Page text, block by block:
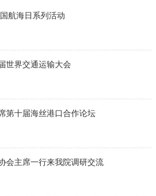
航海日系列活动
世界交通运输大会
第十届海丝港口合作论坛
会主席一行来我院调研交流